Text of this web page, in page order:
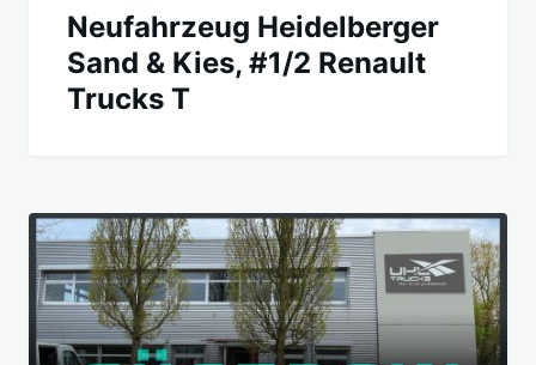
Neufahrzeug Heidelberger
Sand & Kies, #1/2 Renault
Trucks T